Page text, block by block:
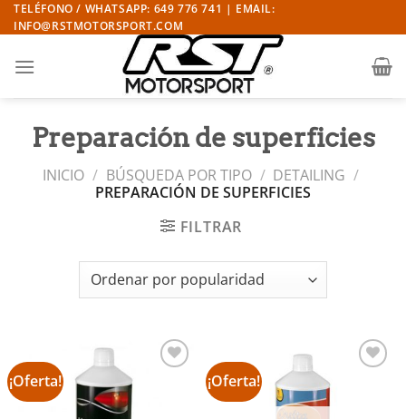
Saltar
al
TELÉFONO / WHATSAPP: 649 776 741 | EMAIL:
INFO@RSTMOTORSPORT.COM
Preparación de superficies
INICIO / BÚSQUEDA POR TIPO / DETAILING /
PREPARACIÓN DE SUPERFICIES
FILTRAR
¡Oferta! ¡Oferta!